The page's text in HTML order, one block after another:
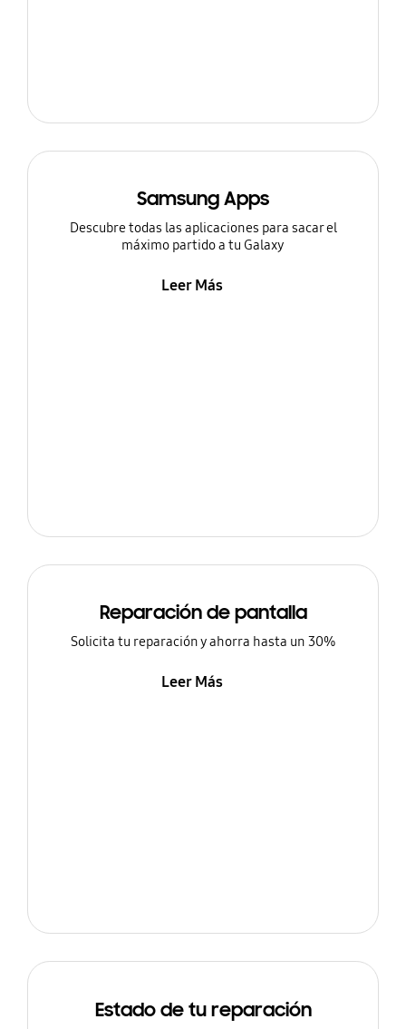
Samsung Apps
Descubre todas las aplicaciones para sacar el
máximo partido a tu Galaxy
Leer Más
Reparación de pantalla
Solicita tu reparación y ahorra hasta un 30%
Leer Más
Estado de tu reparación